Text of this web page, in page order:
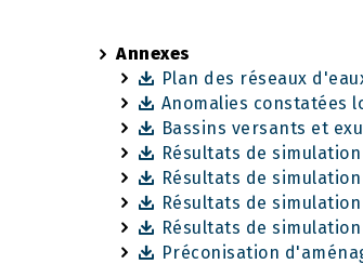
Annexes
Plan des réseaux
Anomalies constatées
Bassins versants et
Résultats de simulation
Résultats de simulation
Résultats de simulation
Résultats de
Préconisation